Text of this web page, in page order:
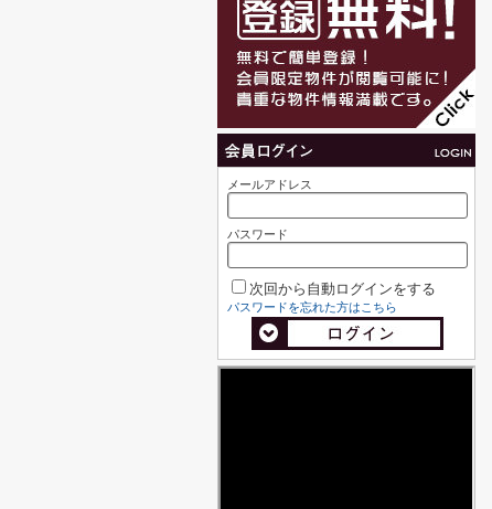
メールアドレス
パスワード
次回から自動ログインをする
パスワードを忘れた方はこちら